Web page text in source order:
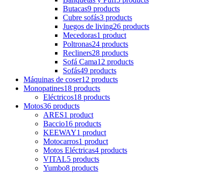
Butacas9 products
Cubre sofás3 products
Juegos de living26 products
Mecedoras1 product
Poltronas24 products
Recliners28 products
Sofá Cama12 products
Sofás49 products
Máquinas de coser12 products
Monopatines18 products
Eléctricos18 products
Motos36 products
ARES1 product
Baccio16 products
KEEWAY1 product
Motocarros1 product
Motos Eléctricas4 products
VITAL5 products
Yumbo8 products